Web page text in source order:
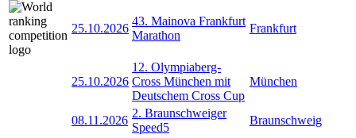
25.10.2026
43. Mainova Frankfurt
Marathon
Frankfurt
25.10.2026
12. Olympiaberg-
Cross München mit
Deutschem Cross Cup
München
08.11.2026
2. Braunschweiger
Speed5
Braunschweig